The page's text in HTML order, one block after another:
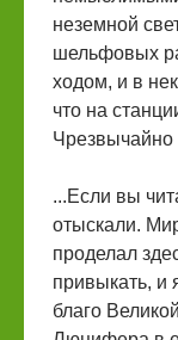
неземной
шельфовых
ходом, и в
что на
Чрезвычайно
...Если вы
отыскали.
проделал
привыкать, и
благо